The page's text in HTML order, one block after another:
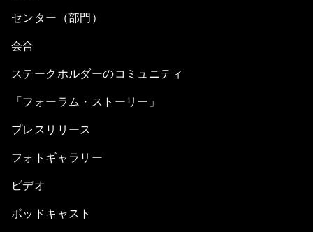
センター（部門）
会合
ステークホルダーのコミュニティ
「フォーラム・ストーリー」
プレスリリース
フォトギャラリー
ビデオ
ポッドキャスト